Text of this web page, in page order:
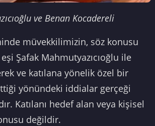
ve Benan Kocadereli
müvekkilimizin, söz konusu
Şafak Mahmutyazıcıoğlu ile
ve katılana yönelik özel bir
yönündeki iddialar gerçeği
Katılanı hedef alan veya kişisel
değildir.